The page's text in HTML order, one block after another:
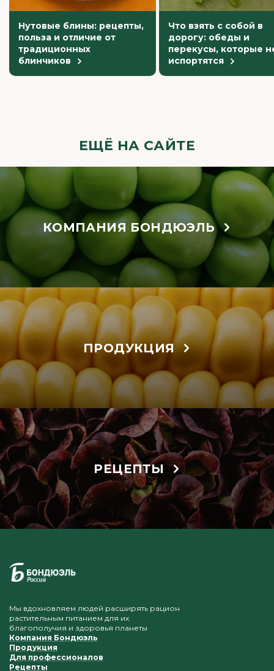
Нутовые блины: рецепты,
польза и отличие от
традиционных
блинчиков
Что взять с собой в
дорогу: обеды и
перекусы, которые
испортятся
ЕЩЁ НА САЙТЕ
КОМПАНИЯ БОНДЮЭЛЬ
ПРОДУКЦИЯ
РЕЦЕПТЫ
Мы вдохновляем людей расширять рацион
растительным питанием для их
благополучия и здоровья планеты
Компания Бондюэль
Продукция
Для профессионалов
Рецепты